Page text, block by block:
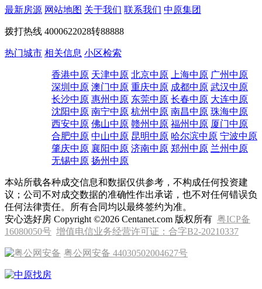
最新房源 网站地图 关于我们 联系我们 中原集团
拨打热线 4000622028转88888
热门城市 相关信息 小区检索
香港中原 天津中原 北京中原 上海中原 广州中原
深圳中原 澳门中原 重庆中原 成都中原 武汉中原
长沙中原 惠州中原 东莞中原 长春中原 大连中原
沈阳中原 南宁中原 杭州中原 南昌中原 珠海中原
西安中原 佛山中原 赣州中原 福州中原 厦门中原
合肥中原 中山中原 昆明中原 哈尔滨中原 宁波中原
肇庆中原 襄阳中原 济南中原 郑州中原 兰州中原
无锡中原 扬州中原
本站所载各种成交信息和数据仅供参考，不构成任何投资建
议；公司不对成交数据的准确性作出承诺，也不对任何错误负
任何法律责任。所有合同均以最终签约为准。
安心选好房 Copyright ©2026 Centanet.com 版权所有 粤ICP备
16080050号 增值电信业务经营许可证：合字B2-20210337
粤公网安备 44030502004627号